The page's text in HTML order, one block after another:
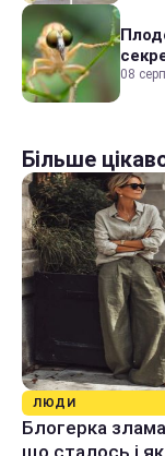
08
Більше
ЛЮДИ
Блогерка
що сталось і